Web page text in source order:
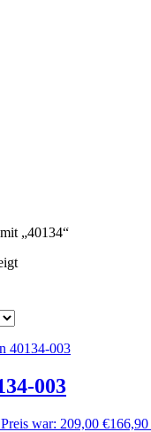
„40134“
003
war: 209,00 €166,90